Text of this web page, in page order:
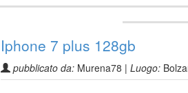
Iphone 7 plus 128gb
pubblicato da: Murena78 | Luogo: